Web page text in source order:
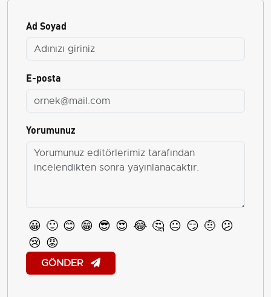
Ad Soyad
E-posta
Yorumunuz
😀 🙂 😊 😁 😎 😍 😂 🤔 😐 😏 🤨 😕
😢 😡
GÖNDER